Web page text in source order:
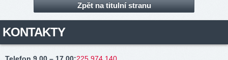
Zpět na titulní stranu
KONTAKTY